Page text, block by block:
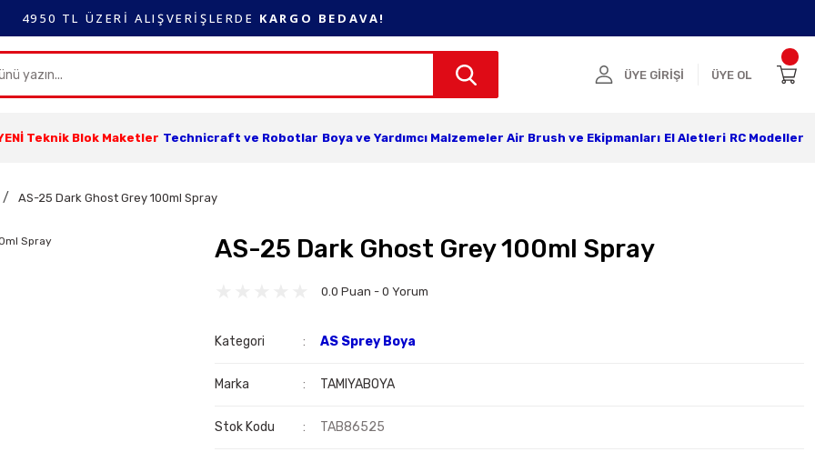
4950 TL ÜZERİ ALIŞVERİŞLERDE KARGO BEDAVA!
ÜYE GİRİŞİ ÜYE OL
Teknik Blok Maketler Technicraft ve Robotlar Boya ve Yardımcı Malzemeler Air Brush ve Ekipmanları El Aletleri RC Modeller
AS-25 Dark Ghost Grey 100ml Spray
AS-25 Dark Ghost Grey 100ml Spray
0.0 Puan - 0 Yorum
Kategori AS Sprey Boya
Marka TAMIYABOYA
Stok Kodu TAB86525